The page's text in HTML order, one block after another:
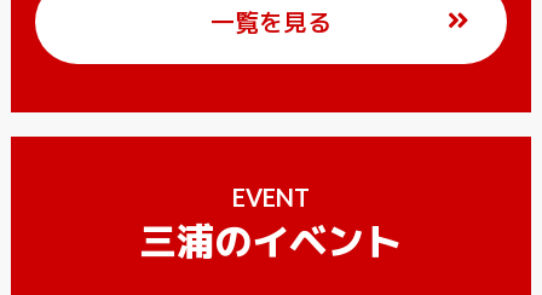
一覧を見る
EVENT
三浦のイベント